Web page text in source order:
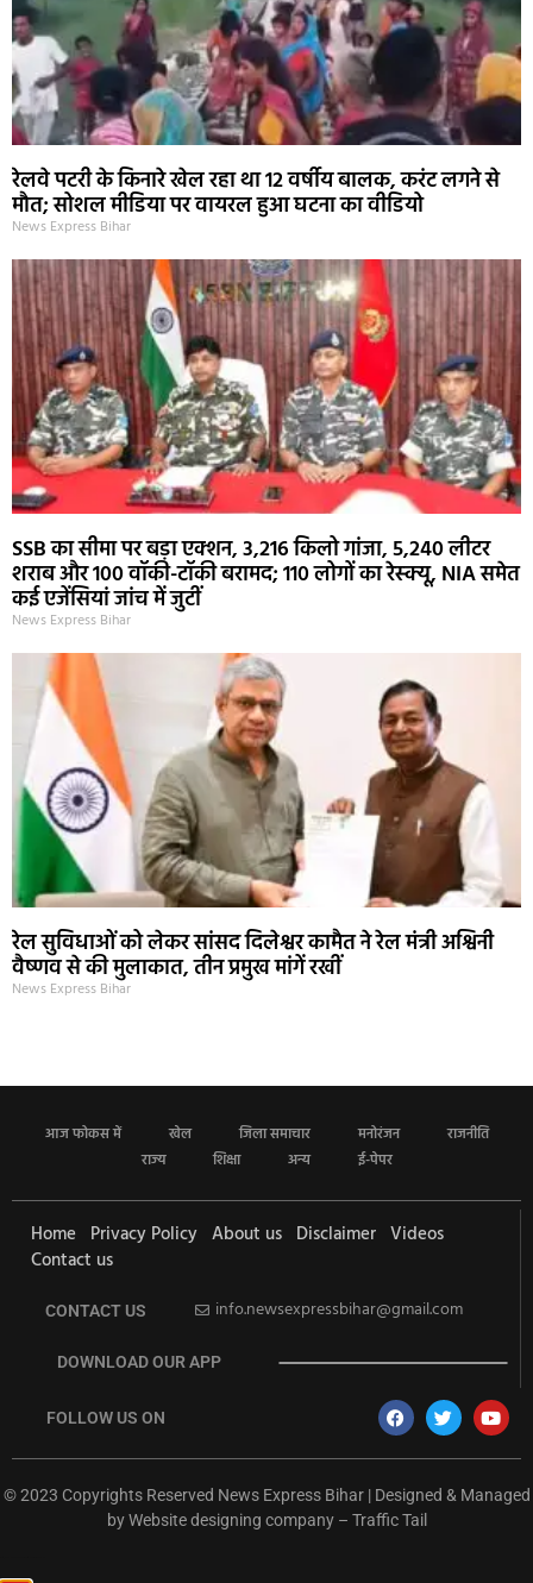
रेलवे पटरी के किनारे खेल रहा था 12 वर्षीय बालक, करंट लगने से
मौत; सोशल मीडिया पर वायरल हुआ घटना का वीडियो
News Express Bihar
SSB का सीमा पर बड़ा एक्शन, 3,216 किलो गांजा, 5,240 लीटर
शराब और 100 वॉकी-टॉकी बरामद; 110 लोगों का रेस्क्यू, NIA समेत
कई एजेंसियां जांच में जुटीं
News Express Bihar
रेल सुविधाओं को लेकर सांसद दिलेश्वर कामैत ने रेल मंत्री अश्विनी
वैष्णव से की मुलाकात, तीन प्रमुख मांगें रखीं
News Express Bihar
आज फोकस में खेल जिला समाचार मनोरंजन
राजनीति
राज्य
शिक्षा अन्य ई-पेपर
Home Privacy Policy About us Disclaimer Videos
Contact us
CONTACT US info.newsexpressbihar@gmail.com
DOWNLOAD OUR APP
FOLLOW US ON
© 2023 Copyrights Reserved News Express Bihar | Designed & Managed
byWebsite designing company– Traffic Tail